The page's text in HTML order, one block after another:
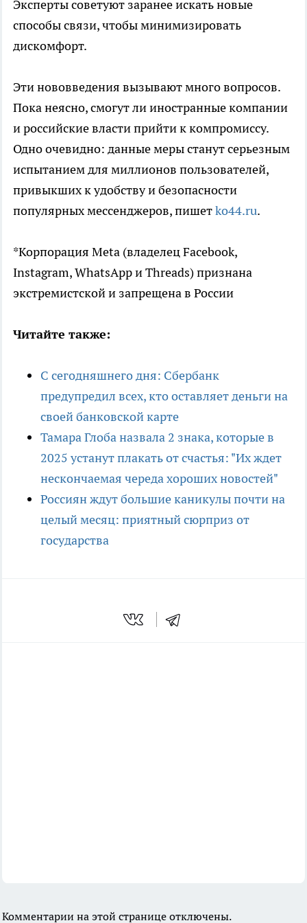
Эксперты советуют заранее искать новые
способы связи, чтобы минимизировать
дискомфорт.
Эти нововведения вызывают много вопросов.
Пока неясно, смогут ли иностранные компании
и российские власти прийти к компромиссу.
Одно очевидно: данные меры станут серьезным
испытанием для миллионов пользователей,
привыкших к удобству и безопасности
популярных мессенджеров, пишетko44.ru.
*Корпорация Meta (владелец Facebook,
Instagram, WhatsApp и Threads) признана
экстремистской и запрещена в России
Читайте также:
С сегодняшнего дня: Сбербанк
предупредил всех, кто оставляет деньги на
своей банковской карте
Тамара Глоба назвала 2 знака, которые в
2025 устанут плакать от счастья: "Их ждет
нескончаемая череда хороших новостей"
Россиян ждут большие каникулы почти на
целый месяц: приятный сюрприз от
государства
Комментарии на этой странице отключены.